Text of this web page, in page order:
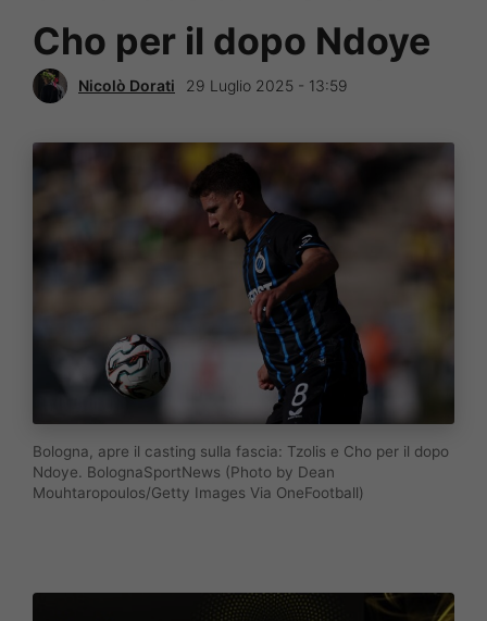
Cho per il dopo Ndoye
Nicolò Dorati 29 Luglio 2025 - 13:59
Bologna, apre il casting sulla fascia: Tzolis e Cho per il dopo
Ndoye. BolognaSportNews (Photo by Dean
Mouhtaropoulos/Getty Images Via OneFootball)